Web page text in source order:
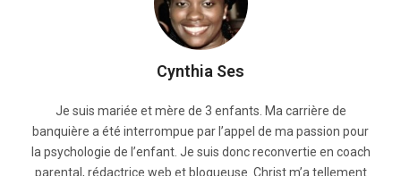
Cynthia Ses
Je suis mariée et mère de 3 enfants. Ma carrière de
banquière a été interrompue par l’appel de ma passion pour
la psychologie de l’enfant. Je suis donc reconvertie en coach
parental, rédactrice web et blogueuse. Christ m’a tellement